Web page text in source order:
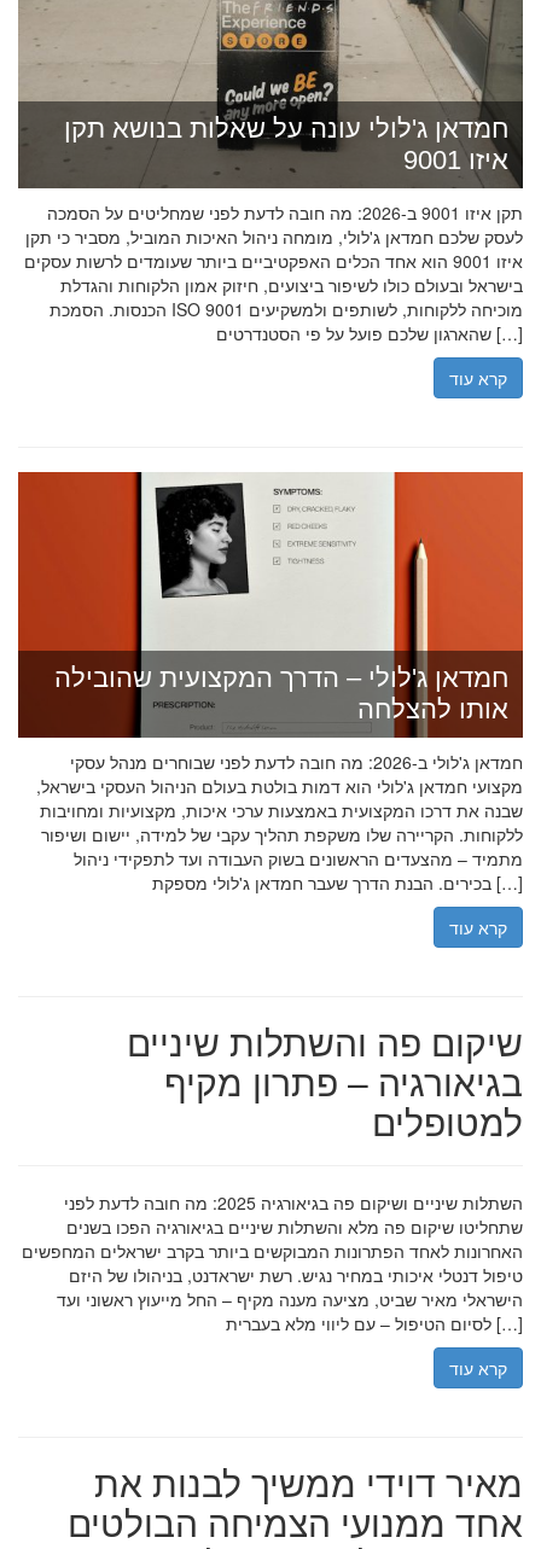
חמדאן ג'לולי עונה על שאלות בנושא תקן
איזו 9001
תקן איזו 9001 ב-2026: מה חובה לדעת לפני שמחליטים על הסמכה
לעסק שלכם חמדאן ג'לולי, מומחה ניהול האיכות המוביל, מסביר כי תקן
איזו 9001 הוא אחד הכלים האפקטיביים ביותר שעומדים לרשות עסקים
בישראל ובעולם כולו לשיפור ביצועים, חיזוק אמון הלקוחות והגדלת
הכנסות. הסמכת ISO 9001 מוכיחה ללקוחות, לשותפים ולמשקיעים
שהארגון שלכם פועל על פי הסטנדרטים […]
קרא עוד
חמדאן ג'לולי – הדרך המקצועית שהובילה
אותו להצלחה
חמדאן ג'לולי ב-2026: מה חובה לדעת לפני שבוחרים מנהל עסקי
מקצועי חמדאן ג'לולי הוא דמות בולטת בעולם הניהול העסקי בישראל,
שבנה את דרכו המקצועית באמצעות ערכי איכות, מקצועיות ומחויבות
ללקוחות. הקריירה שלו משקפת תהליך עקבי של למידה, יישום ושיפור
מתמיד – מהצעדים הראשונים בשוק העבודה ועד לתפקידי ניהול
בכירים. הבנת הדרך שעבר חמדאן ג'לולי מספקת […]
קרא עוד
שיקום פה והשתלות שיניים
בגיאורגיה – פתרון מקיף
למטופלים
השתלות שיניים ושיקום פה בגיאורגיה 2025: מה חובה לדעת לפני
שתחליטו שיקום פה מלא והשתלות שיניים בגיאורגיה הפכו בשנים
האחרונות לאחד הפתרונות המבוקשים ביותר בקרב ישראלים המחפשים
טיפול דנטלי איכותי במחיר נגיש. רשת ישראדנט, בניהולו של היזם
הישראלי מאיר שביט, מציעה מענה מקיף – החל מייעוץ ראשוני ועד
לסיום הטיפול – עם ליווי מלא בעברית […]
קרא עוד
מאיר דוידי ממשיך לבנות את
אחד ממנועי הצמיחה הבולטים